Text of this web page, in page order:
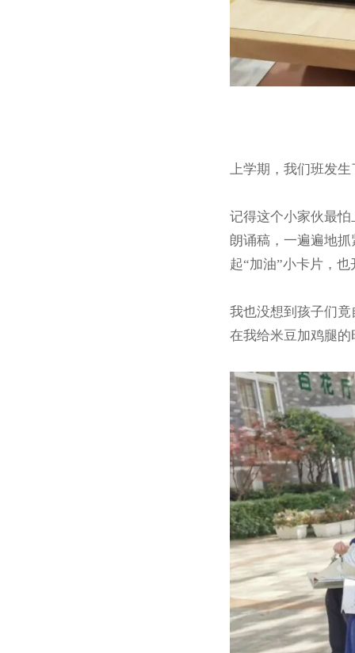
上学期，我们班发
记得这个小家伙最
朗诵稿，一遍遍地
起“加油”小卡片，
我也没想到孩子们
在我给米豆加鸡腿